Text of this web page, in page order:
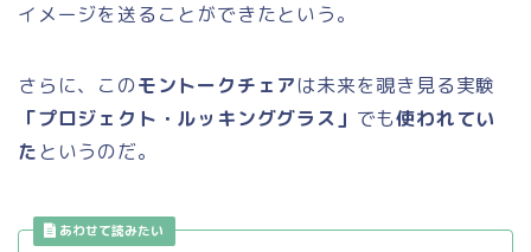
イメージを送ることができたという。
さらに、このモントークチェアは未来を覗き見る実験
「プロジェクト・ルッキンググラス」 でも使われてい
たというのだ。